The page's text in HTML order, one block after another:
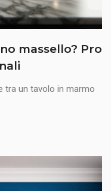
massello? Pro
tra un tavolo in marmo